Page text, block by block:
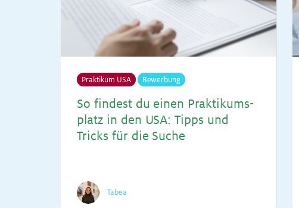
Praktikum USA Bewerbung
So fin­dest du ei­nen Prak­ti­kums­
platz in den USA: Tipps und
Tricks für die Su­che
Tabea